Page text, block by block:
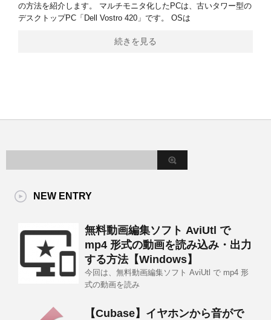
の方法を紹介します。 マルチモニタ化したPCは、古いタワー型の
デスクトップPC「Dell Vostro 420」です。 OSは
続きを見る
NEW ENTRY
無料動画編集ソフト AviUtl で
mp4 形式の動画を読み込み・出力
する方法【Windows】
今回は、無料動画編集ソフト AviUtl で mp4 形
式の動画を読み
【Cubase】イヤホンから音がで